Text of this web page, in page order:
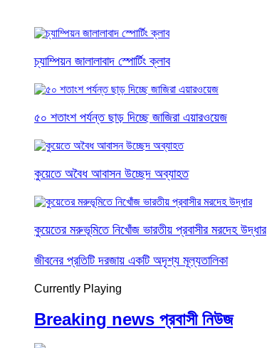
চ্যাম্পিয়ন জালালাবাদ স্পোর্টিং ক্লাব
৫০ শতাংশ পর্যন্ত ছাড় দিচ্ছে জাজিরা এয়ারওয়েজ
কুয়েতে অবৈধ আবাসন উচ্ছেদ অব্যাহত
কুয়েতের মরুভূমিতে নিখোঁজ ভারতীয় প্রবাসীর মরদেহ উদ্ধার
জীবনের প্রতিটি দরজায় একটি অদৃশ্য মূল্যতালিকা
Currently Playing
Breaking news প্রবাসী নিউজ